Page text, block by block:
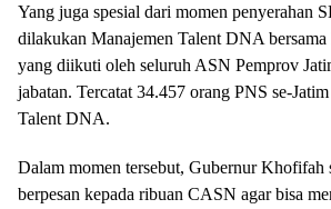
Yang juga spesial dari momen penyerahan
dilakukan Manajemen Talent DNA
yang diikuti oleh seluruh ASN Pemprov
jabatan. Tercatat 34.457 orang PNS se-
Talent DNA.
Dalam momen tersebut, Gubernur Khofifah
berpesan kepada ribuan CASN agar bisa